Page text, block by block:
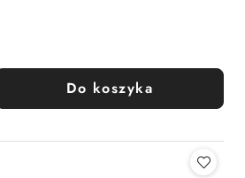
Do koszyka